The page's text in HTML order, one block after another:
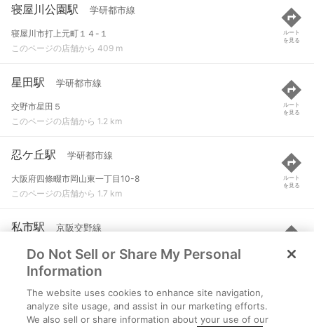
寝屋川公園駅 学研都市線
寝屋川市打上元町１４-１
このページの店舗から 409 m
ルート
を見る
星田駅 学研都市線
交野市星田５
このページの店舗から 1.2 km
ルート
を見る
忍ケ丘駅 学研都市線
大阪府四條畷市岡山東一丁目10-8
このページの店舗から 1.7 km
ルート
を見る
私市駅 京阪交野線
交野市私市山手３-６-３２
このページの店舗から 3.1 km
ルート
を見る
寝屋川市駅
寝屋川市早子町１６-１１
Do Not Sell or Share My Personal
Information
The website uses cookies to enhance site navigation,
analyze site usage, and assist in our marketing efforts.
We also sell or share information about your use of our